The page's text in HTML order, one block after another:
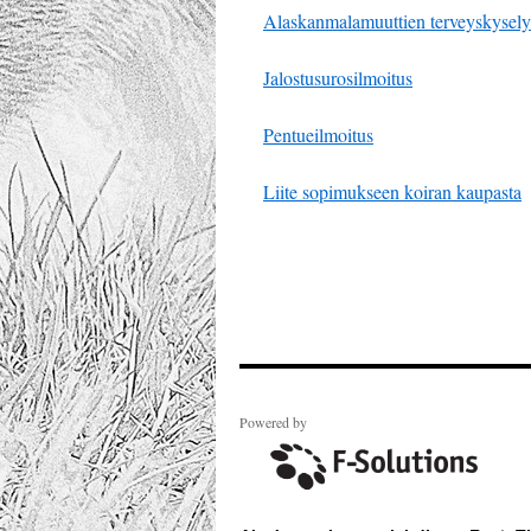
Alaskanmalamuuttien
Jalostusurosilmoitus
Pentueilmoitus
Liite sopimukseen koiran kaupasta
Powered by